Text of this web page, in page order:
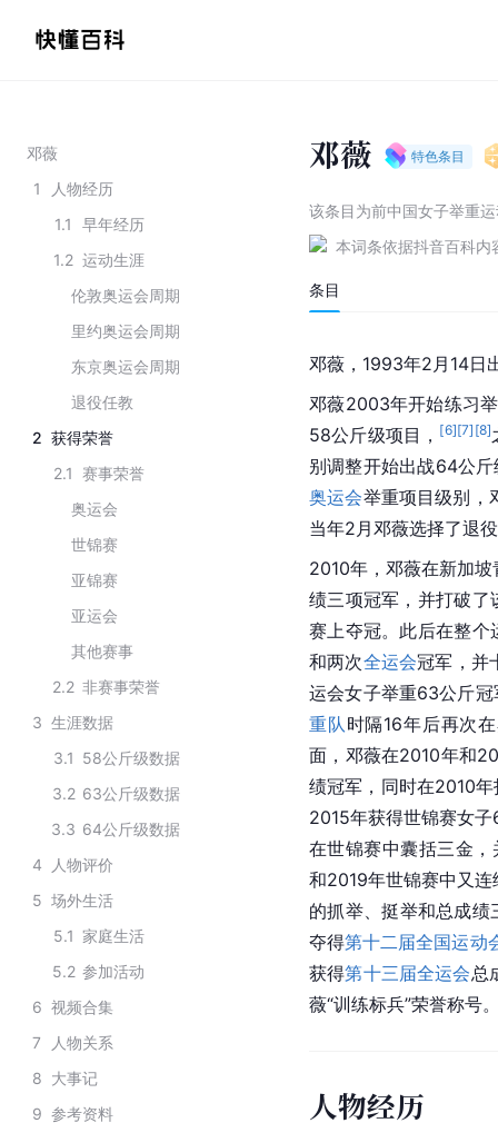
邓薇
1
人物经历
1.1
早年经历
1.2 运动生涯
伦敦奥运会周期
里约奥运会周期
东京奥运会周期
退役任教
2 获得荣誉
2.1 赛事荣誉
奥运会
世锦赛
亚锦赛
亚运会
其他赛事
2.2 非赛事荣誉
3 生涯数据
3.1 58公斤级数据
3.2 63公斤级数据
3.3 64公斤级数据
4
人物评价
5 场外生活
5.1 家庭生活
5.2 参加活动
6 视频合集
7
人物关系
8 大事记
9 参考资料
邓薇 特色条目
该条目为前中国女子举重
本词条依据抖音百科内
条目
邓薇，1993年2月14日
邓薇2003年开始练习
58公斤级项目， [6][7] [8]
别调整开始出战64公
奥运会举重项目级别，
当年2月邓薇选择了退
2010年，邓薇在新加坡
绩三项冠军，并打破了
赛上夺冠。此后在整个
和两次全运会冠军，并
运会女子举重63公斤
重队 时隔16年后再次
面，邓薇在2010年和
绩冠军，同时在2010
2015年获得世锦赛女
在世锦赛中囊括三金
和2019年世锦赛中又
的抓举、挺举和总成
夺得第十二届全国运动
获得第十三届全运会总
薇“训练标兵”荣誉称号
人物经历